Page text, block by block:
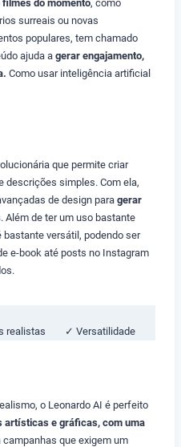
do momento, como
surreais ou novas
populares, tem chamado
ajuda a gerar engajamento,
Como usar inteligência artificial
que permite criar
descrições simples. Com ela,
de design para gerar
. Além de ter um uso bastante
bastante versátil, podendo ser
e-book até posts no Instagram
realistas ✓ Versatilidade
o Leonardo AI é perfeito
artísticas e gráficas, com uma
campanhas que exigem um